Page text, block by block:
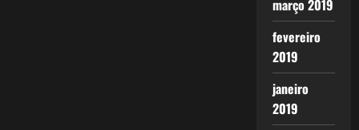
março 2019
fevereiro
2019
janeiro
2019